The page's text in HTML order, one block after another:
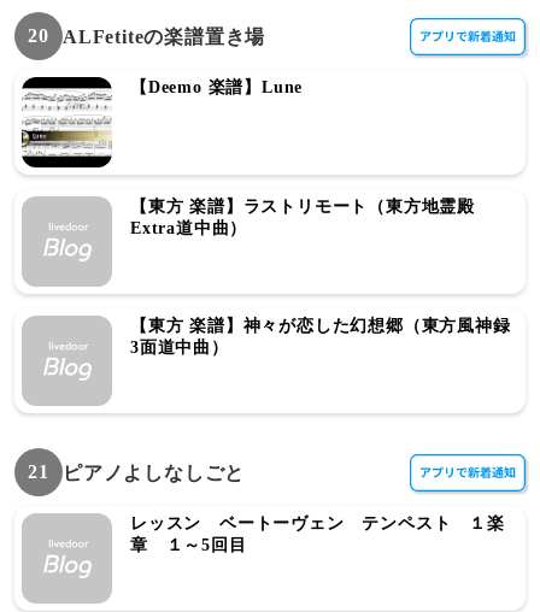
20 ALFetiteの楽譜置き場
【Deemo 楽譜】Lune
【東方 楽譜】ラストリモート（東方地霊殿
Extra道中曲）
【東方 楽譜】神々が恋した幻想郷（東方風神録
3面道中曲）
21 ピアノよしなしごと
レッスン ベートーヴェン テンペスト １楽
章 １～5回目